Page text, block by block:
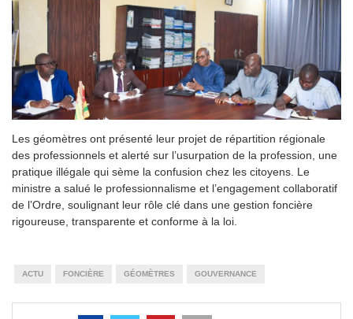
Les géomètres ont présenté leur projet de répartition régionale
des professionnels et alerté sur l’usurpation de la profession, une
pratique illégale qui sème la confusion chez les citoyens. Le
ministre a salué le professionnalisme et l’engagement collaboratif
de l’Ordre, soulignant leur rôle clé dans une gestion foncière
rigoureuse, transparente et conforme à la loi.
ACTU FONCIÈRE GÉOMÈTRES GOUVERNANCE